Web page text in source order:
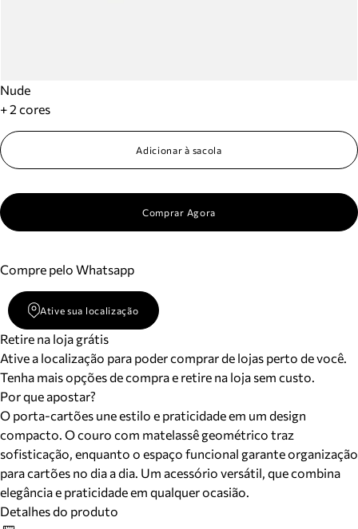
Nude
+ 2 cores
Adicionar à sacola
Comprar Agora
Compre pelo Whatsapp
Ative sua localização
Retire na loja grátis
Ative a localização para poder comprar de lojas perto de você.
Tenha mais opções de compra e retire na loja sem custo.
Por que apostar?
O porta-cartões une estilo e praticidade em um design
compacto. O couro com matelassê geométrico traz
sofisticação, enquanto o espaço funcional garante organização
para cartões no dia a dia. Um acessório versátil, que combina
elegância e praticidade em qualquer ocasião.
Detalhes do produto